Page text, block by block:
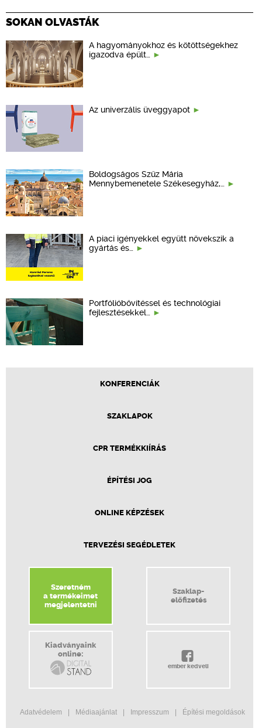
SOKAN OLVASTÁK
A hagyományokhoz és kötöttségekhez
igazodva épült…
Az univerzális üveggyapot
Boldogságos Szűz Mária
Mennybemenetele Székesegyház,…
A piaci igényekkel együtt növekszik a
gyártás és…
Portfólióbővítéssel és technológiai
fejlesztésekkel…
KONFERENCIÁK
SZAKLAPOK
CPR TERMÉKKIÍRÁS
ÉPÍTÉSI JOG
ONLINE KÉPZÉSEK
TERVEZÉSI SEGÉDLETEK
Szeretném
a termékeimet
megjelentetni
Szaklap-
előfizetés
Kiadványaink
online:
ember kedveli
Adatvédelem Médiaajánlat Impresszum Építési megoldások